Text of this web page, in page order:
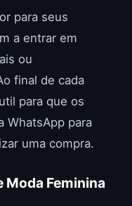
para seus
a entrar em
ou
final de cada
para que os
WhatsApp para
uma compra.
Moda Feminina